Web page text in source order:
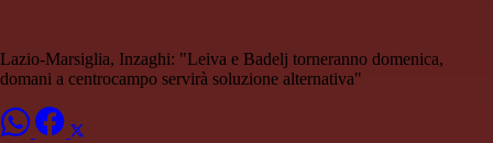
Lazio-Marsiglia, Inzaghi: "Leiva e Badelj torneranno domenica,
domani a centrocampo servirà soluzione alternativa"